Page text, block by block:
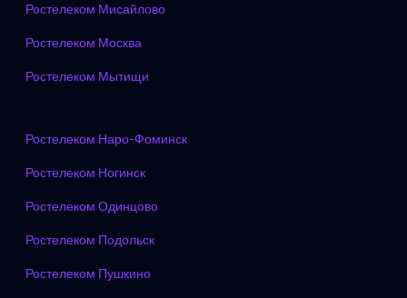
Ростелеком Мисайлово
Ростелеком Москва
Ростелеком Мытищи
Ростелеком Наро-Фоминск
Ростелеком Ногинск
Ростелеком Одинцово
Ростелеком Подольск
Ростелеком Пушкино